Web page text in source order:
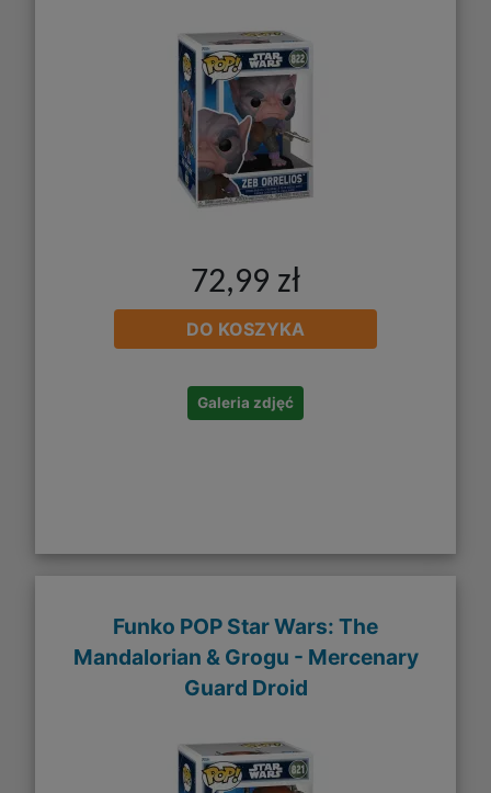
72,99 zł
DO KOSZYKA
Galeria zdjęć
Funko POP Star Wars: The
Mandalorian & Grogu - Mercenary
Guard Droid